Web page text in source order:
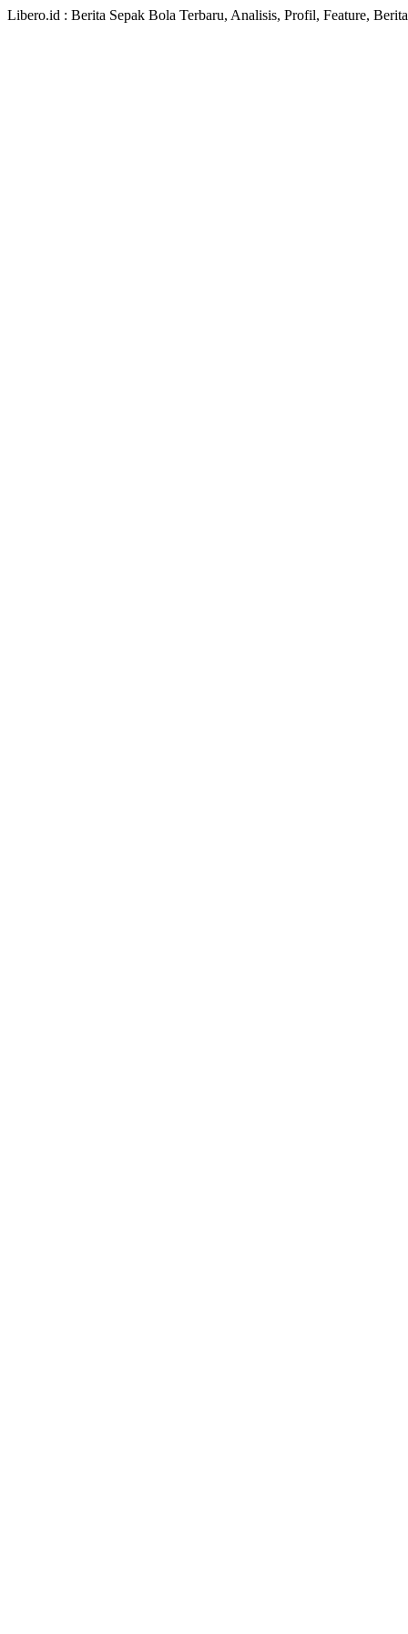
Libero.id : Berita Sepak Bola Terbaru, Analisis, Profil, Feature,